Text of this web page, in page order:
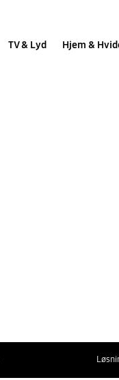
TV & Lyd Hjem &